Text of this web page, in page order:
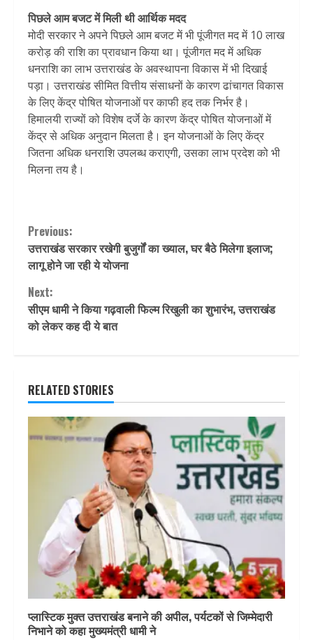
पिछले आम बजट में मिली थी आर्थिक मदद
मोदी सरकार ने अपने पिछले आम बजट में भी पूंजीगत मद में 10 लाख
करोड़ की राशि का प्रावधान किया था। पूंजीगत मद में अधिक
धनराशि का लाभ उत्तराखंड के अवस्थापना विकास में भी दिखाई
पड़ा। उत्तराखंड सीमित वित्तीय संसाधनों के कारण ढांचागत विकास
के लिए केंद्र पोषित योजनाओं पर काफी हद तक निर्भर है।
हिमालयी राज्यों को विशेष दर्जे के कारण केंद्र पोषित योजनाओं में
केंद्र से अधिक अनुदान मिलता है। इन योजनाओं के लिए केंद्र
जितना अधिक धनराशि उपलब्ध कराएगी, उसका लाभ प्रदेश को भी
मिलना तय है।
Continue
Reading
Previous:
उत्तराखंड सरकार रखेगी बुजुर्गों का ख्याल, घर बैठे मिलेगा इलाज;
लागू होने जा रही ये योजना
Next:
सीएम धामी ने किया गढ़वाली फिल्म रिखुली का शुभारंभ, उत्तराखंड
को लेकर कह दी ये बात
RELATED STORIES
प्लास्टिक मुक्त उत्तराखंड बनाने की अपील, पर्यटकों से जिम्मेदारी
निभाने को कहा मुख्यमंत्री धामी ने